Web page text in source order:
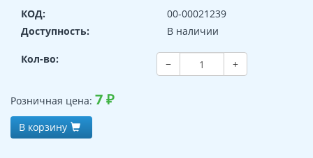
КОД:
00-00021239
Доступность:
В наличии
Кол-во: − +
Розничная цена: 7₽
В корзину